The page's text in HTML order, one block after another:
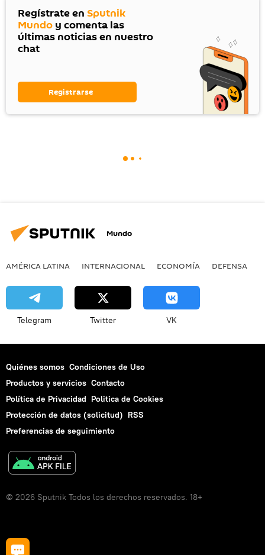
Regístrate en Sputnik
Mundo y comenta las
últimas noticias en nuestro
chat
Registrarse
Mundo
AMÉRICA LATINA INTERNACIONAL ECONOMÍA DEFENSA
Telegram Twitter VK
Quiénes somos Condiciones de Uso
Productos y servicios Contacto
Política de Privacidad Politica de Cookies
Protección de datos (solicitud) RSS
Preferencias de seguimiento
© 2026 Sputnik Todos los derechos reservados. 18+